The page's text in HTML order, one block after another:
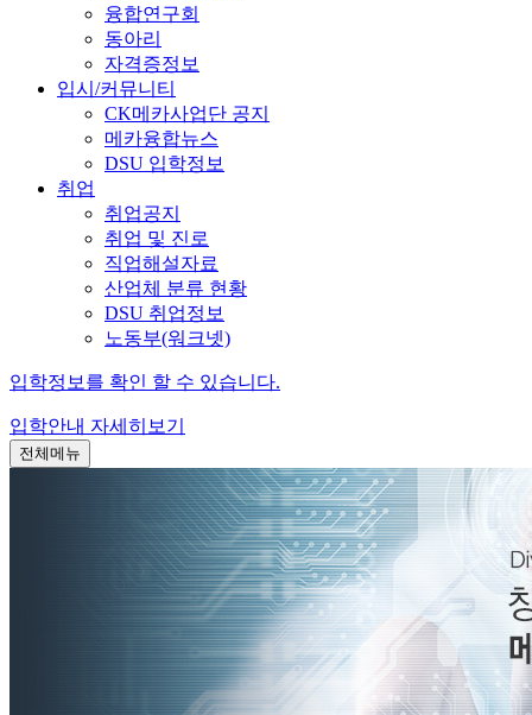
융합연구회
동아리
자격증정보
입시/커뮤니티
CK메카사업단 공지
메카융합뉴스
DSU 입학정보
취업
취업공지
취업 및 진로
직업해설자료
산업체 분류 현황
DSU 취업정보
노동부(워크넷)
입학정보를 확인 할 수 있습니다.
입학안내 자세히보기
전체메뉴